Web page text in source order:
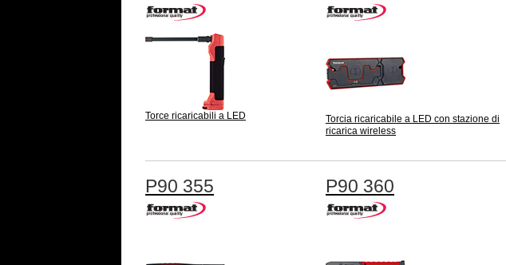
Torce ricaricabili a LED
Torcia ricaricabile a LED con stazione di
ricarica wireless
P90 355 P90 360